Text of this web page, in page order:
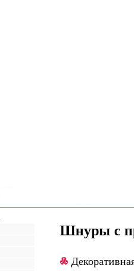
Шнуры с